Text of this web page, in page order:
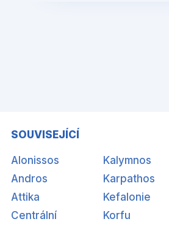
SOUVISEJÍCÍ
Alonissos
Andros
Attika
Centrální
Kalymnos
Karpathos
Kefalonie
Korfu